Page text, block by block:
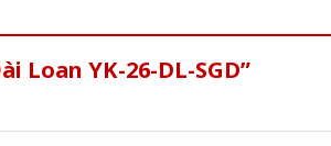
YK-26-DL-SGD”